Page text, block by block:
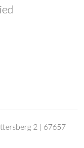
2 | 67657